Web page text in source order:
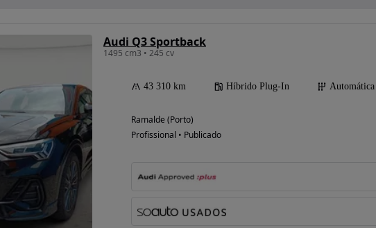
Audi Q3 Sportback
1495 cm3 • 245 cv
43 310 km Híbrido Plug-In Automática
Ramalde (Porto)
Profissional • Publicado